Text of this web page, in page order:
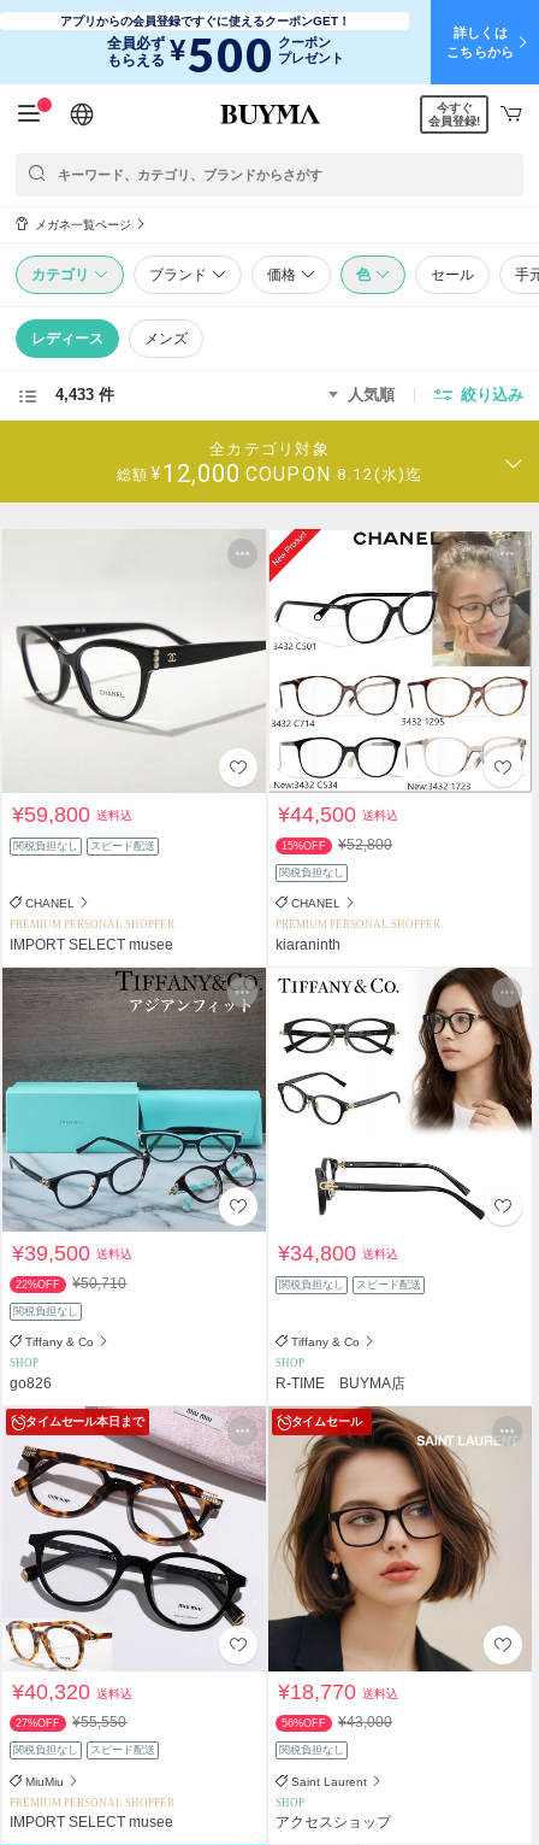
アプリからの会員登録ですぐに使えるクーポンGET！
全員必ず
もらえる ¥500 クーポン
プレゼント
詳しくは
こちらから
日本語
English
简体中文
繁體中文
今すぐ
会員登録!
メガネ一覧ページ
カテゴリ ブランド 価格 色 セール 手
レディース メンズ
4,433 件 人気順 絞り込み
全カテゴリ対象
総額 ¥12,000 COUPON 8.12(水)迄
¥59,800送料込
関税負担なし スピード配送
CHANEL
PREMIUM PERSONAL SHOPPER
IMPORT SELECT musee
¥44,500送料込
15%OFF ¥52,800
関税負担なし
CHANEL
PREMIUM PERSONAL SHOPPER
kiaraninth
¥39,500送料込
22%OFF ¥50,710
関税負担なし
Tiffany & Co
SHOP
go826
¥34,800送料込
関税負担なし スピード配送
Tiffany & Co
SHOP
R-TIME BUYMA店
タイムセール本日まで
¥40,320送料込
27%OFF ¥55,550
関税負担なし スピード配送
MiuMiu
PREMIUM PERSONAL SHOPPER
IMPORT SELECT musee
タイムセール
¥18,770送料込
56%OFF ¥43,000
関税負担なし
Saint Laurent
SHOP
アクセスショップ